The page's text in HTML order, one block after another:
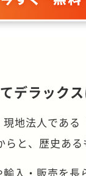
デラック
地法人であ
と、歴史ある
入・販売を